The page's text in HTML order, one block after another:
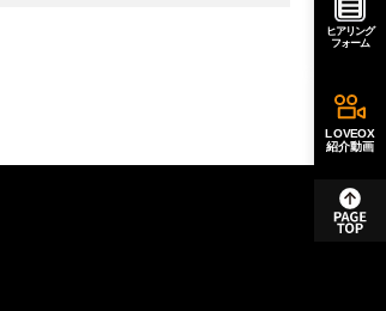
ヒアリング
フォーム
LOVEOX
紹介動画